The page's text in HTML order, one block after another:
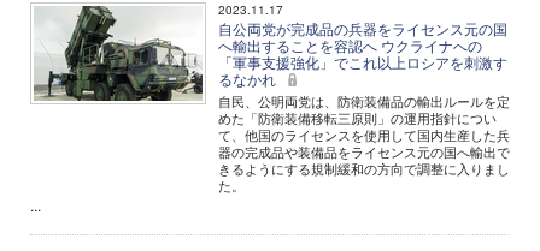
2023.11.17
自公両党が完成品の兵器をライセンス元の国
へ輸出することを容認へ ウクライナへの
「軍事支援強化」でこれ以上ロシアを刺激す
るなかれ
自民、公明両党は、防衛装備品の輸出ルールを定
めた「防衛装備移転三原則」の運用指針につい
て、他国のライセンスを使用して国内生産した兵
器の完成品や装備品をライセンス元の国へ輸出で
きるようにする規制緩和の方向で調整に入りまし
た。
...